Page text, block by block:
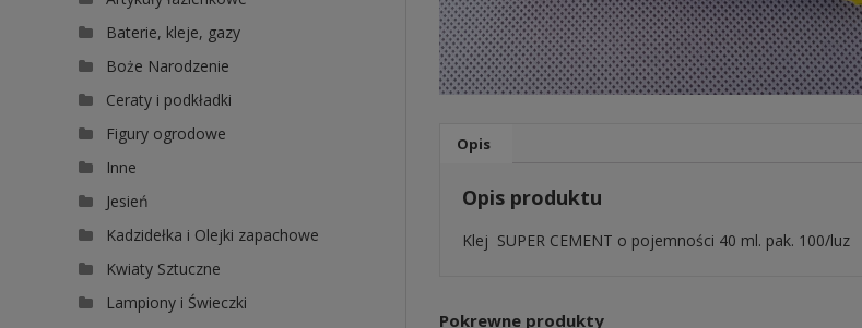
Opis
Opis produktu
Klej SUPER CEMENT o pojemności 40 ml. pak. 100/luz
Pokrewne produkty
Baterie, kleje, gazy
Boże Narodzenie
Ceraty i podkładki
Figury ogrodowe
Inne
Jesień
Kadzidełka i Olejki zapachowe
Kwiaty Sztuczne
Lampiony i Świeczki